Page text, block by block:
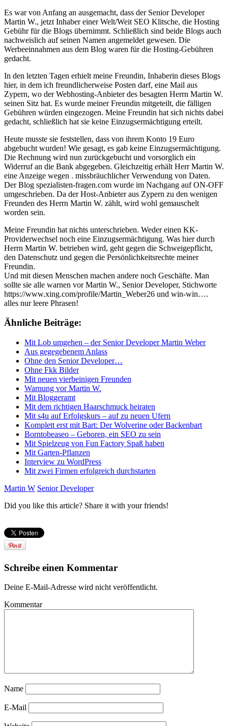
Es war von Anfang an ausgemacht, dass der Senior Developer
Martin W., jetzt Inhaber einer Welt/Weit SEO Klitsche, die Hosting
Gebühr für die Blogs übernimmt. Schließlich sind beide Blogs auch
nachweislich auf seinen Namen angemeldet gewesen. Die
Werbeeinnahmen aus dem Blog waren für die Hosting-Gebühren
gedacht.
In den letzten Tagen erhielt meine Freundin, Inhaberin dieses Blogs
hier, in dem ich freundlicherweise Posten darf, eine Mail aus
Zypern, wo der Webhosting-Anbieter des besagten Herrn Martin W.
seinen Sitz hat. Es wurde meiner Freundin mitgeteilt, die fälligen
Gebühren würden eingezogen. Meine Freundin hat sich nichts dabei
gedacht, schließlich hat sie keine Einzugsermächtigung erteilt.
Heute musste sie feststellen, dass von ihrem Konto 19 Euro
abgebucht wurden! Wie gesagt, es gab keine Einzugsermächtigung.
Die Rechnung wird nun zurückgebucht und vorsorglich ein
Widerruf an die Bank abgegeben. Gleichzeitig erhält Herr Martin W.
eine Anzeige wegen . missbräuchlicher Verwendung von Daten.
Der Blog spezialisten-fragen.com wurde im Nachgang auf ON-OFF
umgeschrieben. Da der Host-Anbieter aus Zypern zu den wenigen
Freunden des Herrn Martin W. zählt, wird wohl gemauschelt
worden sein.
Meine Freundin hat nichts unterschrieben. Weder einen KK-
Providerwechsel noch eine Einzugsermächtigung. Was hier durch
Herrn Martin W. betrieben wird, geht gegen die Schweigepflicht,
den Datenschutz und gegen die Persönlichkeitsrechte meiner
Freundin.
Und mit diesen Menschen machen andere noch Geschäfte. Man
sollte sie alle warnen vor Martin W., Senior Developer, Stichworte
https://www.xing.com/profile/Martin_Weber26 und win-win….
alles nur leere Phrasen!
Ähnliche Beiträge:
Mit Lob umgehen – der Senior Developer Martin Weber
Aus gegegebenem Anlass
Ohne den Senior Developer…
Ohne Fkk Bilder
Mit neuen vierbeinigen Freunden
Warnung vor Martin W.
Mit Bloggeramt
Mit dem richtigen Haarschmuck heiraten
Mit s4u auf Erfolgskurs – auf zu neuen Ufern
Komplett erst mit Bart: Der Wolverine oder Backenbart
Borntobeaseo – Geboren, ein SEO zu sein
Mit Spielzeug von Fun Factory Spaß haben
Mit Garten-Pflanzen
Interview zu WordPress
Mit zwei Firmen erfolgreich durchstarten
Martin W Senior Developer
Did you like this article? Share it with your friends!
Schreibe einen Kommentar
Deine E-Mail-Adresse wird nicht veröffentlicht.
Kommentar
Name
E-Mail